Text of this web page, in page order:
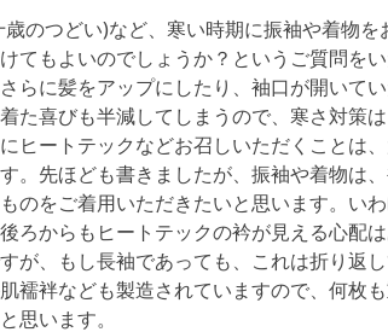
のつどい)など、寒い時期に振袖や着物
てもよいのでしょうか？というご質問を
らに髪をアップにしたり、袖口が開いて
た喜びも半減してしまうので、寒さ対策
ヒートテックなどお召しいただくことは
先ほども書きましたが、振袖や着物は、
のをご着用いただきたいと思います。い
ろからもヒートテックの衿が見える心配
が、もし長袖であっても、これは折り返
襦袢なども製造されていますので、何枚
思います。